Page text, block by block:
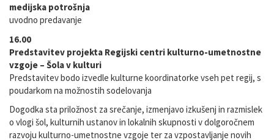
medijska potrošnja
uvodno predavanje
16.00
Predstavitev projekta Regijski centri kulturno-umetnostne
vzgoje – Šola v kulturi
Predstavitev bodo izvedle kulturne koordinatorke vseh pet regij, s
poudarkom na možnostih sodelovanja
Dogodka sta priložnost za srečanje, izmenjavo izkušenj in razmislek
o vlogi šol, kulturnih ustanov in lokalnih skupnosti v dolgoročnem
razvoju kulturno-umetnostne vzgoje ter za vzpostavljanje novih